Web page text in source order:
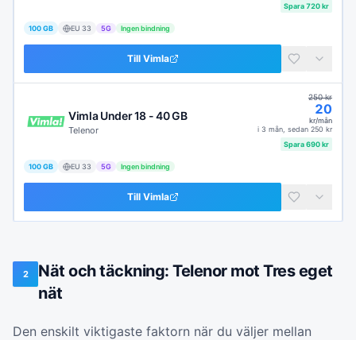
Spara720kr
100 GB EU 33 5G Ingen bindning
Till Vimla
Vimla Under 18 - 40 GB
Telenor
250kr
20
kr/mån
i 3 mån , sedan 250 kr
Spara690kr
100 GB EU 33 5G Ingen bindning
Till Vimla
2
Nät och täckning: Telenor mot Tres eget
nät
Den enskilt viktigaste faktorn när du väljer mellan